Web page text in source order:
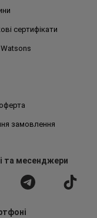
сертифікати
замовлення
та месенджери